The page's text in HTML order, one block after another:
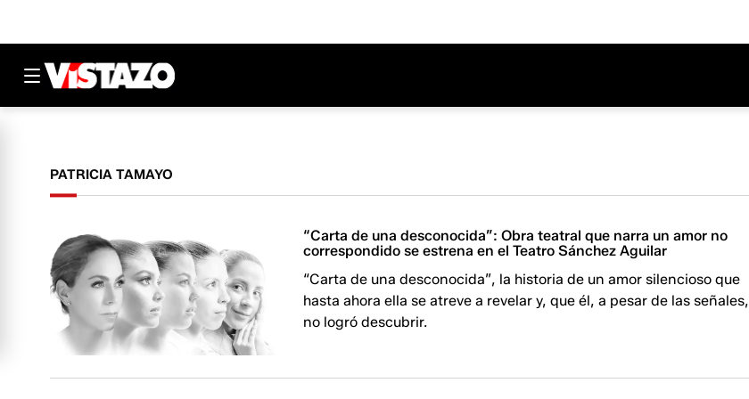
PATRICIA TAMAYO
“Carta de una desconocida”: Obra teatral que narra un amor no
correspondido se estrena en el Teatro Sánchez Aguilar
“Carta de una desconocida”, la historia de un amor silencioso que
hasta ahora ella se atreve a revelar y, que él, a pesar de las señales,
no logró descubrir.